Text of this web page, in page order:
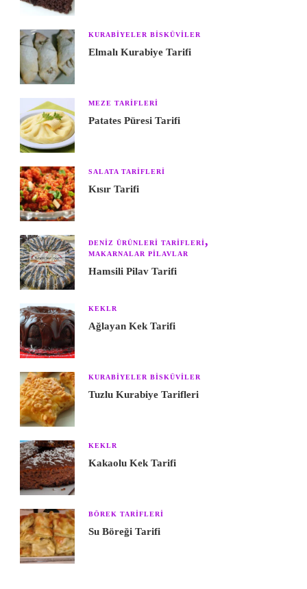
KURABIYELER BISKÜVILER
Elmalı Kurabiye Tarifi
MEZE TARIFLERI
Patates Püresi Tarifi
SALATA TARIFLERI
Kısır Tarifi
DENIZ ÜRÜNLERI TARIFLERI
MAKARNALAR PILAVLAR
Hamsili Pilav Tarifi
KEKLR
Ağlayan Kek Tarifi
KURABIYELER BISKÜVILER
Tuzlu Kurabiye Tarifleri
KEKLR
Kakaolu Kek Tarifi
BÖREK TARIFLERI
Su Böreği Tarifi